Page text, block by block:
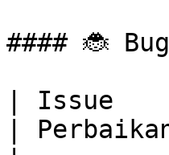
#### 🐞
| Issue
|